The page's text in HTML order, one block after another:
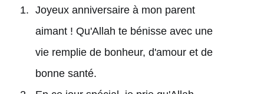
Joyeux anniversaire à mon parent
aimant ! Qu'Allah te bénisse avec une
vie remplie de bonheur, d'amour et de
bonne santé.